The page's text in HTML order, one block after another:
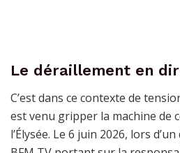
Le déraillement en
C’est dans ce contexte de
est venu gripper la machine de
l’Élysée. Le 6 juin 2026, lors